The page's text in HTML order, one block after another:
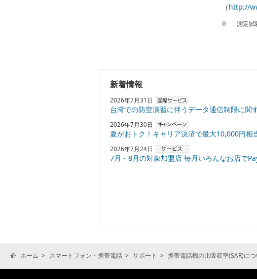
（http://
※ 測定試
新着情報
2026年7月31日
台湾での防空演習に伴うデータ通信制限に関
2026年7月30日
夏がおトク！キャリア決済で最大10,000円相当の
2026年7月24日
7月・8月の対象加盟店 毎月いろんなお店でPayPayポイントが貯まる
ホーム スマートフォン・携帯電話 サポート 携帯電話機の比吸収率(SAR)に